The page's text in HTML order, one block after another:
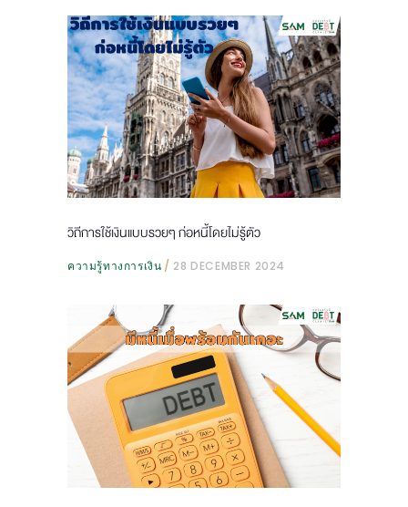
วิถีการใช้เงินแบบรวยๆ ก่อหนี้โดยไม่รู้ตัว
ความรู้ทางการเงิน 28 DECEMBER 2024